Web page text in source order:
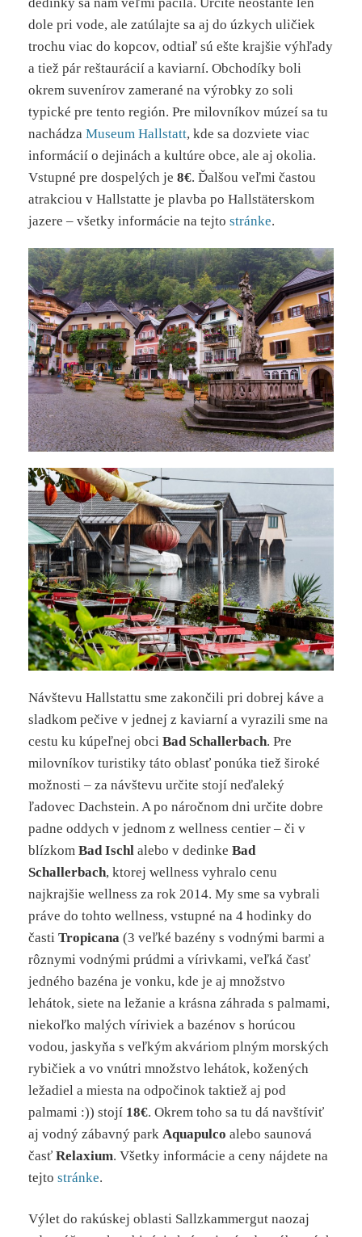
dole pri vode, ale zatúlajte sa aj do úzkych uličiek
trochu viac do kopcov, odtiaľ sú ešte krajšie výhľady
a tiež pár reštaurácií a kaviarní. Obchodíky boli
okrem suvenírov zamerané na výrobky zo soli
typické pre tento región. Pre milovníkov múzeí sa tu
nachádzaMuseum Hallstatt, kde sa dozviete viac
informácií o dejinách a kultúre obce, ale aj okolia.
Vstupné pre dospelých je8€. Ďalšou veľmi častou
atrakciou v Hallstatte je plavba po Hallstäterskom
jazere – všetky informácie na tejtostránke.
Návštevu Hallstattu sme zakončili pri dobrej káve a
sladkom pečive v jednej z kaviarní a vyrazili sme na
cestu ku kúpeľnej obciBad Schallerbach. Pre
milovníkov turistiky táto oblasť ponúka tiež široké
možnosti – za návštevu určite stojí neďaleký
ľadovec Dachstein. A po náročnom dni určite dobre
padne oddych v jednom z wellness centier – či v
blízkomBad Ischl alebo v dedinkeBad
Schallerbach, ktorej wellness vyhralo cenu
najkrajšie wellness za rok 2014. My sme sa vybrali
práve do tohto wellness, vstupné na 4 hodinky do
častiTropicana (3 veľké bazény s vodnými barmi a
rôznymi vodnými prúdmi a vírivkami, veľká časť
jedného bazéna je vonku, kde je aj množstvo
lehátok, siete na ležanie a krásna záhrada s palmami,
niekoľko malých víriviek a bazénov s horúcou
vodou, jaskyňa s veľkým akváriom plným morských
rybičiek a vo vnútri množstvo lehátok, kožených
ležadiel a miesta na odpočinok taktiež aj pod
palmami :)) stojí 18€. Okrem toho sa tu dá navštíviť
aj vodný zábavný parkAquapulco alebo saunová
časťRelaxium. Všetky informácie a ceny nájdete na
tejtostránke.
Výlet do rakúskej oblasti Sallzkammergut naozaj